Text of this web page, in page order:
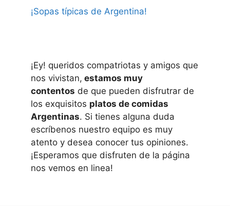
¡Sopas típicas de Argentina!
¡Ey! queridos compatriotas y amigos que
nos vivistan, estamos muy
contentos de que pueden disfrutrar de
los exquisitos platos de comidas
Argentinas. Si tienes alguna duda
escríbenos nuestro equipo es muy
atento y desea conocer tus opiniones.
¡Esperamos que disfruten de la página
nos vemos en linea!